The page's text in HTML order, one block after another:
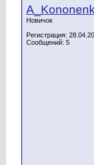
Новичок
Регистрация:
Сообщений: 5